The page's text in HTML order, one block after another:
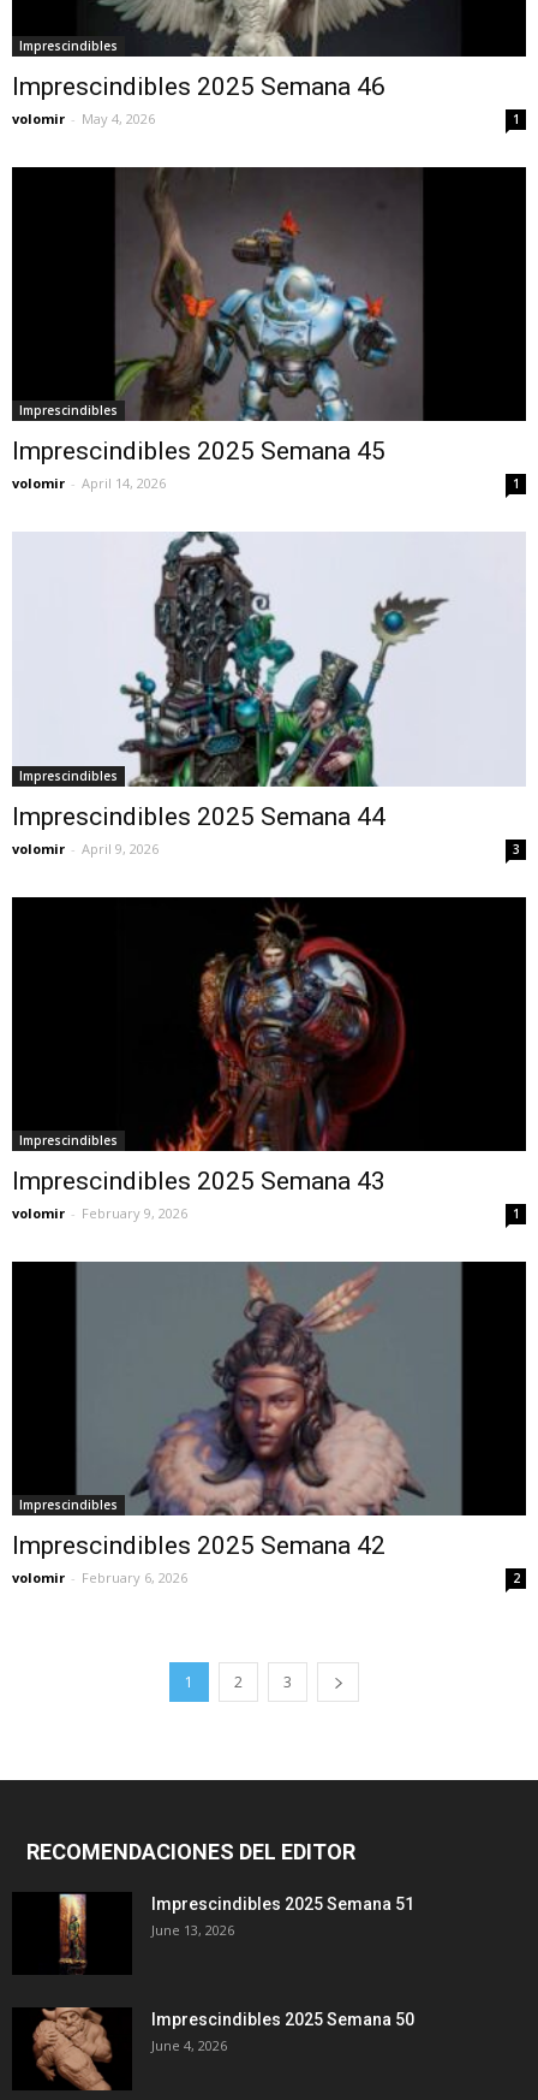
Imprescindibles
Imprescindibles 2025 Semana 46
volomir - May 4, 2026 1
Imprescindibles
Imprescindibles 2025 Semana 45
volomir - April 14, 2026 1
Imprescindibles
Imprescindibles 2025 Semana 44
volomir - April 9, 2026 3
Imprescindibles
Imprescindibles 2025 Semana 43
volomir - February 9, 2026 1
Imprescindibles
Imprescindibles 2025 Semana 42
volomir - February 6, 2026 2
1 2 3
RECOMENDACIONES DEL EDITOR
Imprescindibles 2025 Semana 51
June 13, 2026
Imprescindibles 2025 Semana 50
June 4, 2026